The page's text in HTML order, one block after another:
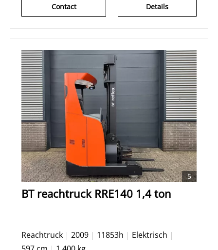
Details
Contact
5
BT reachtruck RRE140 1,4 ton
Reachtruck | 2009 | 11853h | Elektrisch |